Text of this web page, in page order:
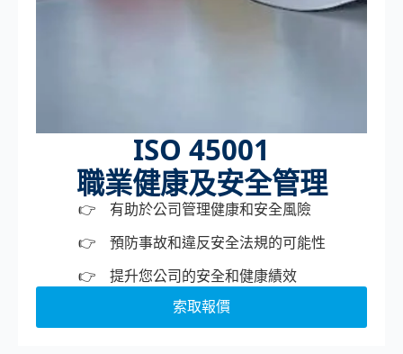
ISO 45001
職業健康及安全管理
有助於公司管理健康和安全風險
預防事故和違反安全法規的可能性
提升您公司的安全和健康績效
索取報價